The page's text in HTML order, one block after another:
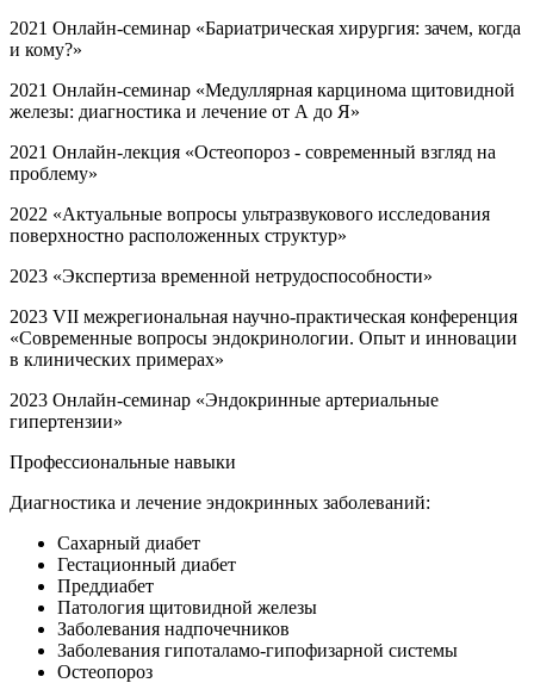
2021 Онлайн-семинар «Бариатрическая хирургия: зачем, когда
и кому?»
2021 Онлайн-семинар «Медуллярная карцинома щитовидной
железы: диагностика и лечение от А до Я»
2021 Онлайн-лекция «Остеопороз - современный взгляд на
проблему»
2022 «Актуальные вопросы ультразвукового исследования
поверхностно расположенных структур»
2023 «Экспертиза временной нетрудоспособности»
2023 VII межрегиональная научно-практическая конференция
«Cовременные вопросы эндокринологии. Опыт и инновации
в клинических примерах»
2023 Онлайн-семинар «Эндокринные артериальные
гипертензии»
Профессиональные навыки
Диагностика и лечение эндокринных заболеваний:
Сахарный диабет
Гестационный диабет
Преддиабет
Патология щитовидной железы
Заболевания надпочечников
Заболевания гипоталамо-гипофизарной системы
Остеопороз